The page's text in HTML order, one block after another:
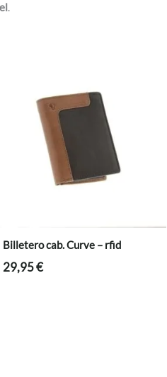
.
Billetero cab. Curve – rfid
29,95€